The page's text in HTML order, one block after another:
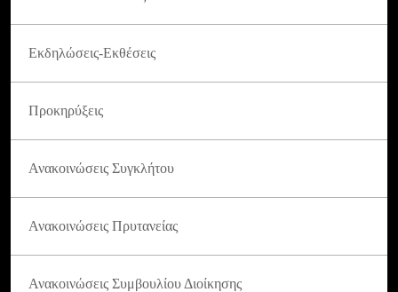
Εκδηλώσεις-Εκθέσεις
Προκηρύξεις
Ανακοινώσεις Συγκλήτου
Ανακοινώσεις Πρυτανείας
Ανακοινώσεις Συμβουλίου Διοίκησης